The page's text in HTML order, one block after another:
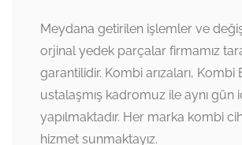
Meydana getirilen işlemler ve
orjinal yedek parçalar firmamız
garantilidir. Kombi arızaları, Kombi
ustalaşmış kadromuz ile aynı gün
yapılmaktadır. Her marka kombi
hizmet sunmaktayız.